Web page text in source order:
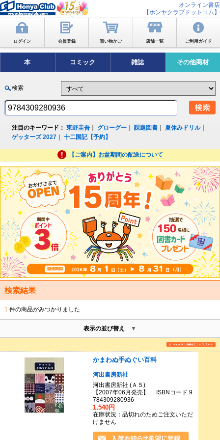
オンライン書店
【ホンヤクラブドットコム】
ログイン 会員登録 買い物かご 店舗一覧 ご利用ガイド
本 コミック 雑誌 その他商材
検索
注目のキーワード： 東野圭吾 グローグー ｜課題図書 ｜夏休みドリル｜
ゲッターズ 2027 ｜十二国記【予約】
【ご案内】お盆期間の配送について
検索結果
1 件の商品がみつかりました
表示の並び替え
かまわぬ手ぬぐい百科
河出書房新社
河出書房新社 (Ａ５)
【2007年06月発売】 ISBNコード 9
784309280936
1,540円
在庫状況：品切れのためご注文いただ
けません